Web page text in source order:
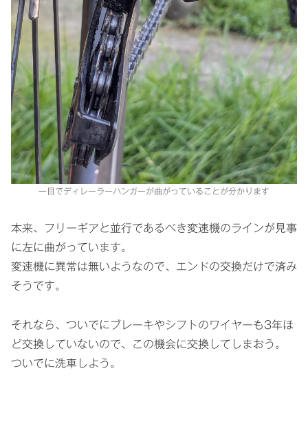
一目でディレーラーハンガーが曲がっていることが分かります
本来、フリーギアと並行であるべき変速機のラインが見事
に左に曲がっています。
変速機に異常は無いようなので、エンドの交換だけで済み
そうです。
それなら、ついでにブレーキやシフトのワイヤーも3年ほ
ど交換していないので、この機会に交換してしまおう。
ついでに洗車しよう。